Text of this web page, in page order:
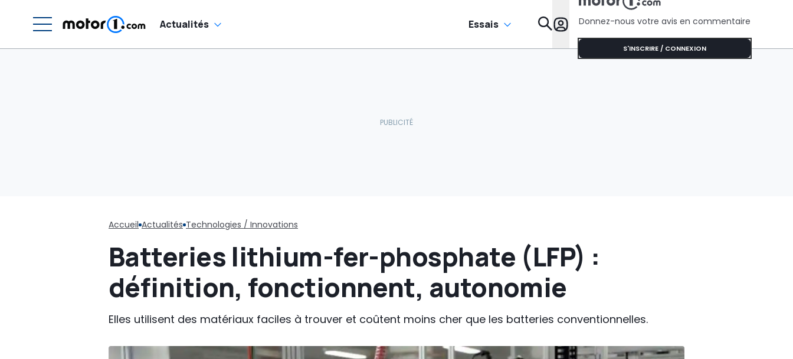
Actualités Essais Donnez-nous votre avis en commentaire
S'INSCRIRE / CONNEXION
Accueil Actualités Technologies / Innovations
Batteries lithium-fer-phosphate (LFP) :
définition, fonctionnent, autonomie
Elles utilisent des matériaux faciles à trouver et coûtent moins cher que les batteries conventionnelles.
l’Australie